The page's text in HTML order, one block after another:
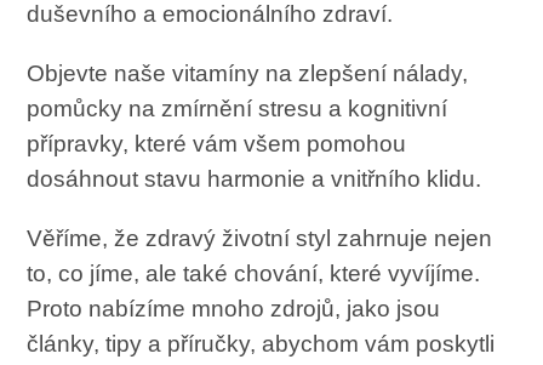
duševního a emocionálního zdraví.
Objevte naše vitamíny na zlepšení nálady,
pomůcky na zmírnění stresu a kognitivní
přípravky, které vám všem pomohou
dosáhnout stavu harmonie a vnitřního klidu.
Věříme, že zdravý životní styl zahrnuje nejen
to, co jíme, ale také chování, které vyvíjíme.
Proto nabízíme mnoho zdrojů, jako jsou
články, tipy a příručky, abychom vám poskytli